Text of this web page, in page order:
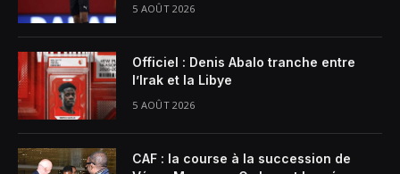
5 AOÛT 2026
Officiel : Denis Abalo tranche entre
l’Irak et la Libye
5 AOÛT 2026
CAF : la course à la succession de